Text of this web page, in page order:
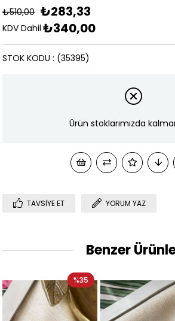
₺510,00 ₺283,33
KDV Dahil ₺340,00
(35395)
STOK KODU
Ürün stoklarımızda
TAVSIYE ET YORUM YAZ
Benzer
%38
Yeni
Ürün